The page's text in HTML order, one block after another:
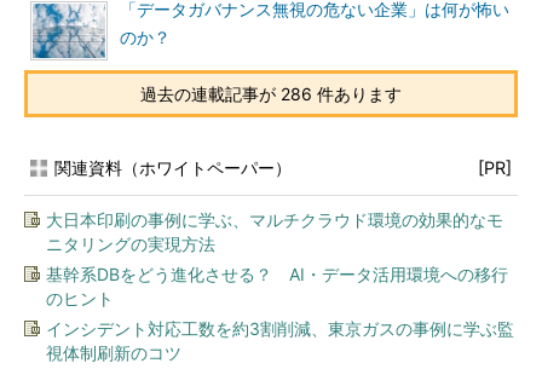
「データガバナンス無視の危ない企業」は何が怖い
のか？
過去の連載記事が 286 件あります
関連資料（ホワイトペーパー） [PR]
大日本印刷の事例に学ぶ、マルチクラウド環境の効果的なモ
ニタリングの実現方法
基幹系DBをどう進化させる？ AI・データ活用環境への移行
のヒント
インシデント対応工数を約3割削減、東京ガスの事例に学ぶ監
視体制刷新のコツ